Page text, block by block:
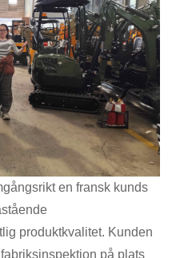
en fransk kunds
produktkvalitet. Kunden
på plats